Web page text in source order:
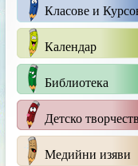
Класове и
Календар
Библиотека
Детско
Медийни изяви